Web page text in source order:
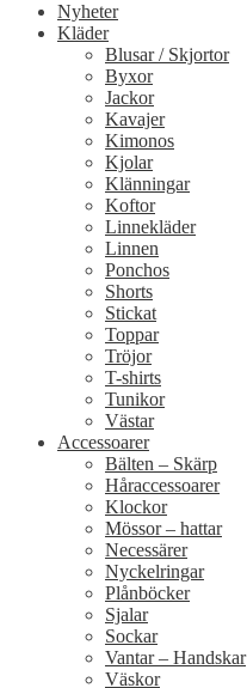
Nyheter
Kläder
Blusar / Skjortor
Byxor
Jackor
Kavajer
Kimonos
Kjolar
Klänningar
Koftor
Linnekläder
Linnen
Ponchos
Shorts
Stickat
Toppar
Tröjor
T-shirts
Tunikor
Västar
Accessoarer
Bälten – Skärp
Håraccessoarer
Klockor
Mössor – hattar
Necessärer
Nyckelringar
Plånböcker
Sjalar
Sockar
Vantar – Handskar
Väskor